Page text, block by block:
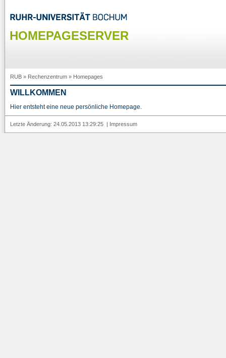
HOMEPAGESERVER
RUB » Rechenzentrum » Homepages
WILLKOMMEN
Hier entsteht eine neue persönliche Homepage.
Letzte Änderung: 24.05.2013 13:29:25 | Impressum